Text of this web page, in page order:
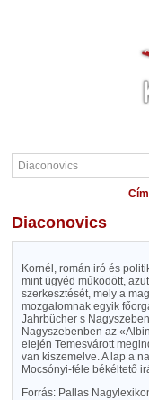
Diaconovics
Kornél, román iró és
mint ügyéd működött,
szerkesztését, mely a
mozgalomnak egyik
Jahrbücher s
Nagyszebenben az
elején Temesvárott
van kiszemelve. A lap a
Mocsónyi-féle békéltető
Forrás: Pallas